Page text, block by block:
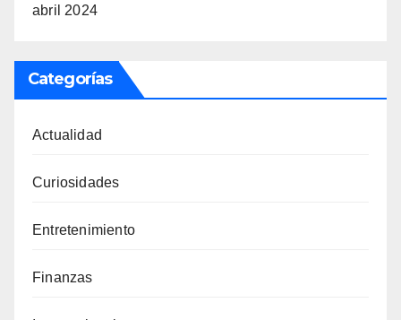
abril 2024
Categorías
Actualidad
Curiosidades
Entretenimiento
Finanzas